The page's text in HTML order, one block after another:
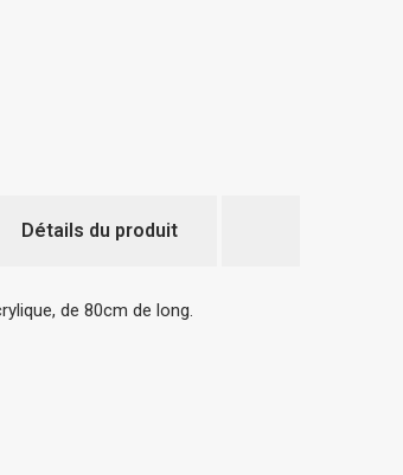
Détails du produit
de 80cm de long.